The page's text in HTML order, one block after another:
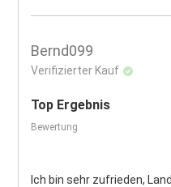
Bernd099
Verifizierter Kauf
Top Ergebnis
Bewertung
Ich bin sehr zufrieden,